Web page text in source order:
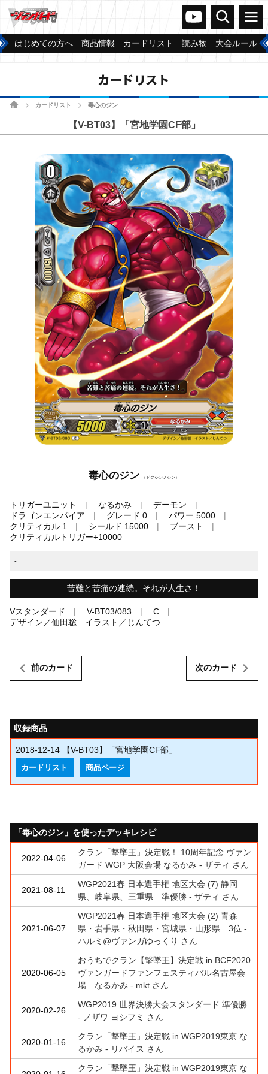
ヴァンガードch
検索 メニュー
はじめての方へ 商品情報 カードリスト 読み物 大会ルール
カードリスト
ホームカードリスト 毒心のジン
【V-BT03】「宮地学園CF部」
毒心のジン （ドクシンノジン）
トリガーユニット なるかみ
デーモン
ドラゴンエンパイア
グレード 0
パワー 5000
クリティカル 1
シールド 15000
ブースト
クリティカルトリガー+10000
-
苦難と苦痛の連続。それが人生さ！
Vスタンダード V-BT03/083
C
デザイン／仙田聡 イラスト／じんてつ
前のカード 次のカード
収録商品
2018-12-14 【V-BT03】「宮地学園CF部」
カードリスト 商品ページ
「毒心のジン」を使ったデッキレシピ
2022-04-06
クラン「撃墜王」決定戦！ 10周年記念 ヴァン
ガード WGP 大阪会場 なるかみ - ザティ さん
2021-08-11
WGP2021春 日本選手権 地区大会 (7) 静岡
県、岐阜県、三重県 準優勝 - ザティ さん
2021-06-07
WGP2021春 日本選手権 地区大会 (2) 青森
県・岩手県・秋田県・宮城県・山形県 3位 -
ハルミ@ヴァンガゆっくり さん
2020-06-05
おうちでクラン【撃墜王】決定戦 in BCF2020
ヴァンガードファンフェスティバル名古屋会
場 なるかみ - mkt さん
2020-02-26
WGP2019 世界決勝大会スタンダード 準優勝
- ノザワ ヨシフミ さん
2020-01-16
クラン「撃墜王」決定戦 in WGP2019東京 な
るかみ - リバイス さん
クラン「撃墜王」決定戦 in WGP2019東京 な